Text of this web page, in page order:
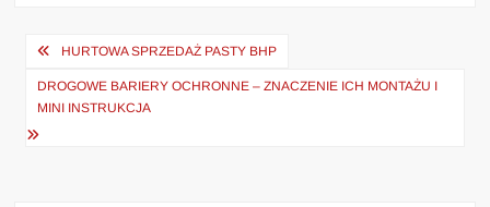
Nawigacja
wpisu
HURTOWA SPRZEDAŻ PASTY BHP
DROGOWE BARIERY OCHRONNE – ZNACZENIE ICH MONTAŻU I
MINI INSTRUKCJA